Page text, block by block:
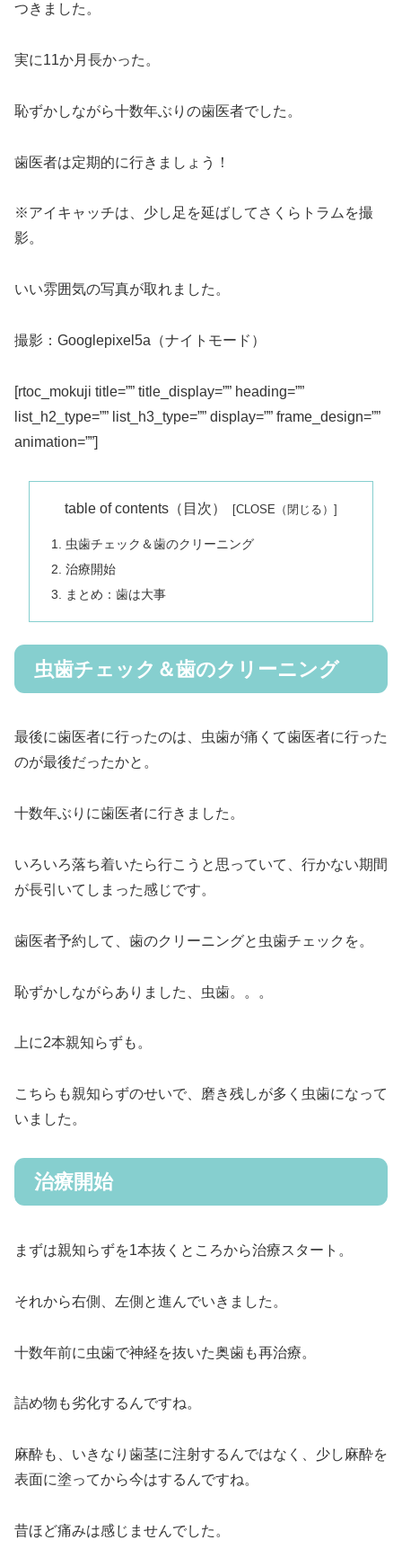
つきました。
実に11か月長かった。
恥ずかしながら十数年ぶりの歯医者でした。
歯医者は定期的に行きましょう！
※アイキャッチは、少し足を延ばしてさくらトラムを撮
影。
いい雰囲気の写真が取れました。
撮影：Googlepixel5a（ナイトモード）
[rtoc_mokuji title=”” title_display=”” heading=””
list_h2_type=”” list_h3_type=”” display=”” frame_design=””
animation=””]
table of contents（目次）
虫歯チェック＆歯のクリーニング
治療開始
まとめ：歯は大事
虫歯チェック＆歯のクリーニング
最後に歯医者に行ったのは、虫歯が痛くて歯医者に行った
のが最後だったかと。
十数年ぶりに歯医者に行きました。
いろいろ落ち着いたら行こうと思っていて、行かない期間
が長引いてしまった感じです。
歯医者予約して、歯のクリーニングと虫歯チェックを。
恥ずかしながらありました、虫歯。。。
上に2本親知らずも。
こちらも親知らずのせいで、磨き残しが多く虫歯になって
いました。
治療開始
まずは親知らずを1本抜くところから治療スタート。
それから右側、左側と進んでいきました。
十数年前に虫歯で神経を抜いた奥歯も再治療。
詰め物も劣化するんですね。
麻酔も、いきなり歯茎に注射するんではなく、少し麻酔を
表面に塗ってから今はするんですね。
昔ほど痛みは感じませんでした。